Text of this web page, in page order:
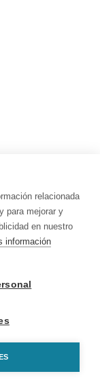
relacionada
para mejorar y
en nuestro
información